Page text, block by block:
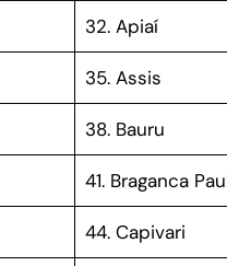
32. Apiaí
35. Assis
38. Bauru
41. Braganca
44. Capivari